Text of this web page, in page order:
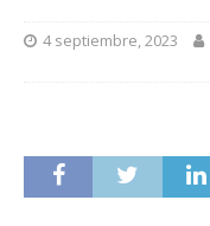
4 septiembre, 2023